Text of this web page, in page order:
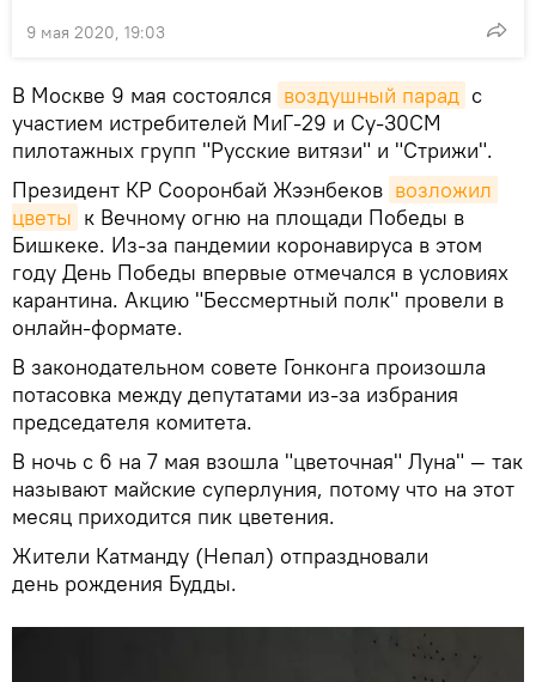
9 мая 2020, 19:03
В Москве 9 мая состоялся воздушный парад с
участием истребителей МиГ-29 и Су-30СМ
пилотажных групп "Русские витязи" и "Стрижи".
Президент КР Сооронбай Жээнбеков возложил
цветы к Вечному огню на площади Победы в
Бишкеке. Из-за пандемии коронавируса в этом
году День Победы впервые отмечался в условиях
карантина. Акцию "Бессмертный полк" провели в
онлайн-формате.
В законодательном совете Гонконга произошла
потасовка между депутатами из-за избрания
председателя комитета.
В ночь с 6 на 7 мая взошла "цветочная" Луна" — так
называют майские суперлуния, потому что на этот
месяц приходится пик цветения.
Жители Катманду (Непал) отпраздновали
день рождения Будды.